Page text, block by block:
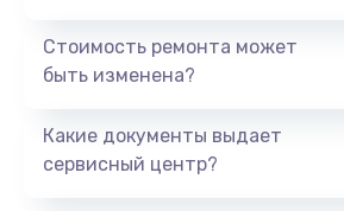
Замена динамика
Стоимость ремонта может
быть изменена?
Какие документы выдает
сервисный центр?